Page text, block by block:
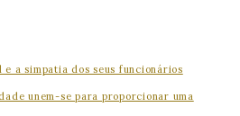
a simpatia dos seus funcionários
unem-se para proporcionar uma